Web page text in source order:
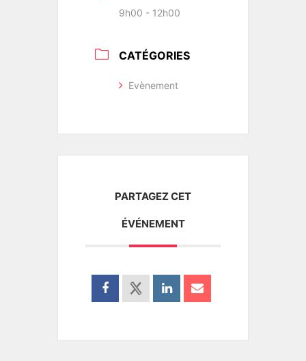
9h00 - 12h00
CATÉGORIES
Evènement
PARTAGEZ CET
ÉVÉNEMENT